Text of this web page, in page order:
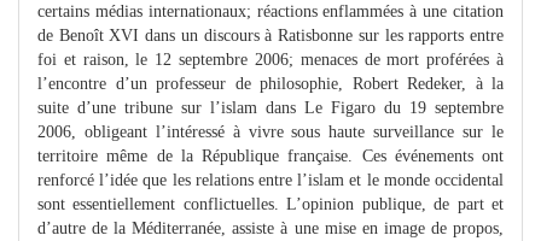
certains médias internationaux; réactions enflammées à une citation
de Benoît XVI dans un discours à Ratisbonne sur les rapports entre
foi et raison, le 12 septembre 2006; menaces de mort proférées à
l’encontre d’un professeur de philosophie, Robert Redeker, à la
suite d’une tribune sur l’islam dans Le Figaro du 19 septembre
2006, obligeant l’intéressé à vivre sous haute surveillance sur le
territoire même de la République française. Ces événements ont
renforcé l’idée que les relations entre l’islam et le monde occidental
sont essentiellement conflictuelles. L’opinion publique, de part et
d’autre de la Méditerranée, assiste à une mise en image de propos,